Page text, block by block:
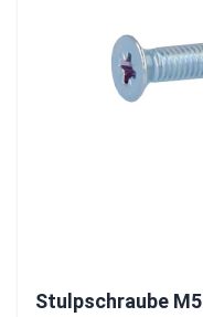
Stulpschraube M5